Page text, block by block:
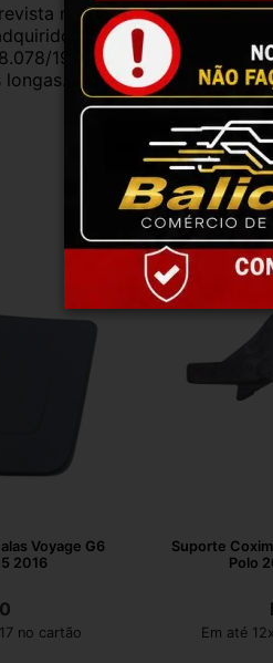
no Código de Defesa
impossibilidade
1990, ou, ainda, a
Consulte nossos
Voyage G6
2016
no cartão
Suporte
Polo
Em até